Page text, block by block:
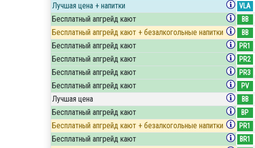
Лучшая цена + напитки VLA
Бесплатный апгрейд кают BB
Бесплатный апгрейд кают + безалкогольные напитки BB
Бесплатный апгрейд кают PR1
Бесплатный апгрейд кают PR2
Бесплатный апгрейд кают PR3
Бесплатный апгрейд кают PV
Лучшая цена BB
Бесплатный апгрейд кают BP
Бесплатный апгрейд кают + безалкогольные напитки PR1
Бесплатный апгрейд кают BR1